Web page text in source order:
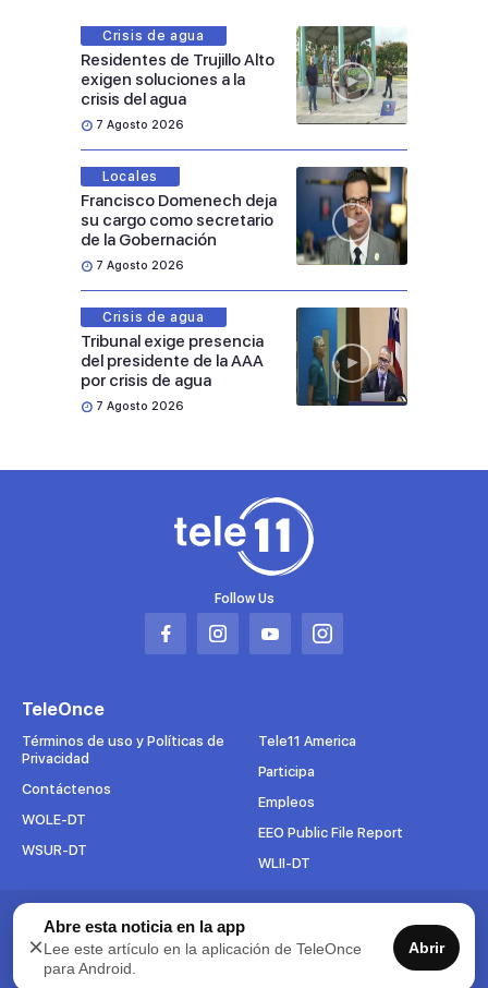
Crisis de agua
Residentes de Trujillo Alto
exigen soluciones a la
crisis del agua
7 Agosto 2026
Locales
Francisco Domenech deja
su cargo como secretario
de la Gobernación
7 Agosto 2026
Crisis de agua
Tribunal exige presencia
del presidente de la AAA
por crisis de agua
7 Agosto 2026
Follow Us
Abrir
pestaña
Abrir
pestaña
Abrir
pestaña
Abrir
pestaña
TeleOnce
Términos de uso y Políticas de
Privacidad
Contáctenos
WOLE-DT
WSUR-DT
Tele11 America
Participa
Empleos
EEO Public File Report
WLII-DT
Suscríbete al boletín
Para mantenerse al tanto de todo lo que pasa en TeleOnce,
suscríbase ahora a nuestros boletines.
×
Abre esta noticia en la app
Lee este artículo en la aplicación de TeleOnce
para Android.
Abrir